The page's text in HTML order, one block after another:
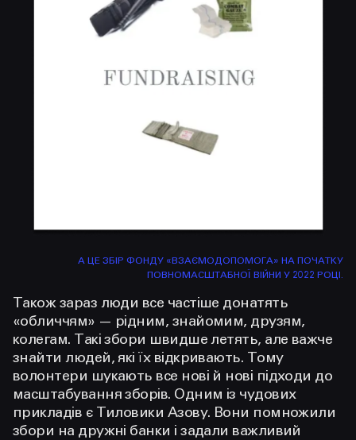
А ЦЕ ЗБІР ФОНДУ «ВЗАЄМОДОПОМОГА» НА ПОЧАТКУ
ПОВНОМАСШТАБНОЇ ВІЙНИ У 2022 РОЦІ.
Також зараз люди все частіше донатять
«обличчям» — рідним, знайомим, друзям,
колегам. Такі збори швидше летять, але важче
знайти людей, які їх відкривають. Тому
волонтери шукають все нові й нові підходи до
масштабування зборів. Одним із чудових
прикладів є Тиловики Азову. Вони помножили
збори на дружні банки і задали важливий